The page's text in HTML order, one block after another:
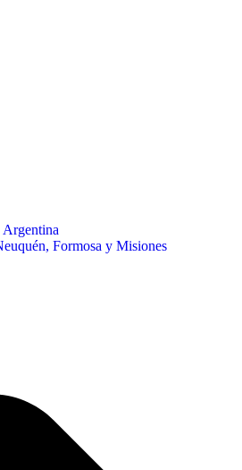
Formosa y Misiones